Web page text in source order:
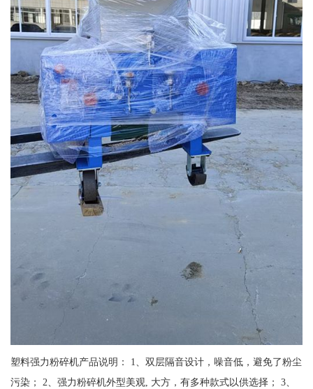
塑料强力粉碎机产品说明： 1、双层隔音设计，噪音低，避免了粉尘
污染； 2、强力粉碎机外型美观, 大方，有多种款式以供选择； 3、